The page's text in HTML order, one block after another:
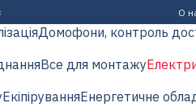
О
Домофони, контроль
Все для монтажу
ЕкіпіруванняЕнергетичне